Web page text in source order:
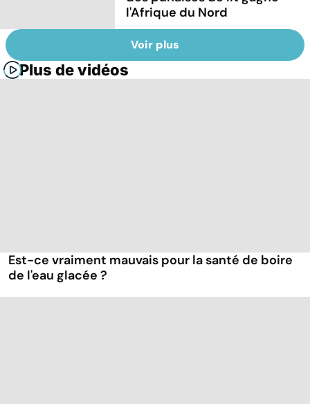
l'Afrique du Nord
Voir plus
Plus de vidéos
Est-ce vraiment mauvais pour la santé de boire
de l'eau glacée ?